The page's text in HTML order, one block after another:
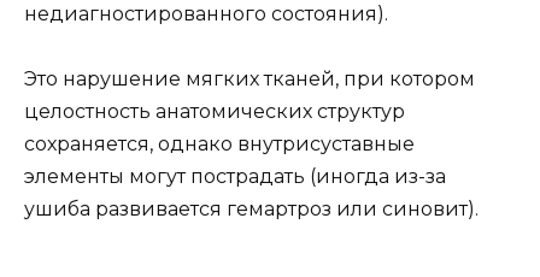
недиагностированного состояния).
Это нарушение мягких тканей, при котором
целостность анатомических структур
сохраняется, однако внутрисуставные
элементы могут пострадать (иногда из-за
ушиба развивается гемартроз или синовит).